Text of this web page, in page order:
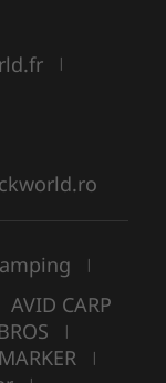
|
|
AVID CARP
BROS |
|